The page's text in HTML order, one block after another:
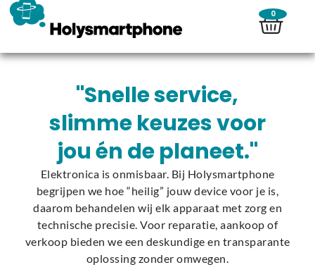
0
"Snelle service,
slimme keuzes voor
jou én de planeet."
Elektronica is onmisbaar. Bij Holysmartphone
begrijpen we hoe “heilig” jouw device voor je is,
daarom behandelen wij elk apparaat met zorg en
technische precisie. Voor reparatie, aankoop of
verkoop bieden we een deskundige en transparante
oplossing zonder omwegen.